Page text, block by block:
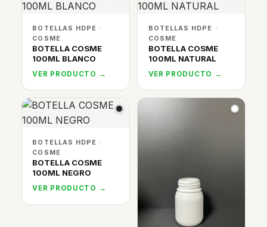
BOTELLAS HDPE ·
COSME
BOTELLA COSME
100ML BLANCO
VER PRODUCTO →
BOTELLAS HDPE ·
COSME
BOTELLA COSME
100ML NATURAL
VER PRODUCTO →
BOTELLAS HDPE ·
COSME
BOTELLA COSME
100ML NEGRO
VER PRODUCTO →